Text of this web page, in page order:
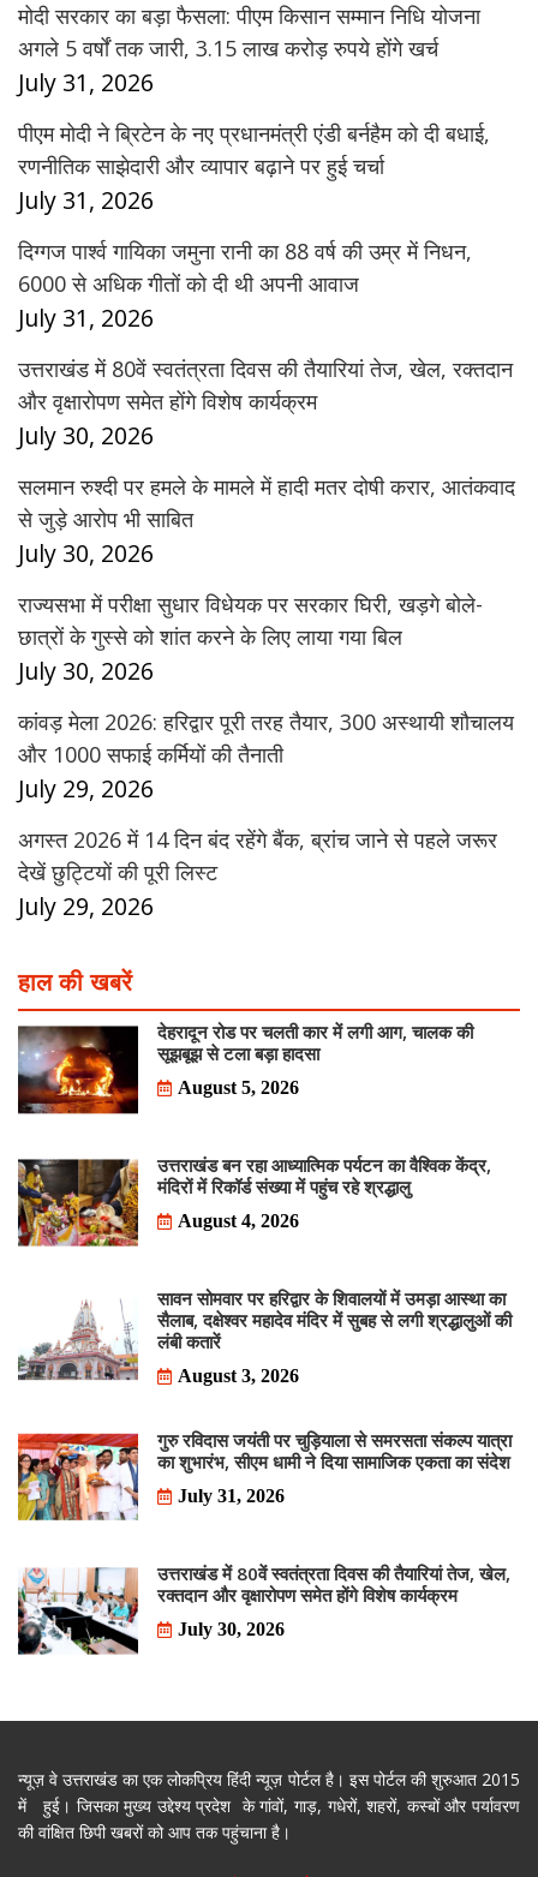
मोदी सरकार का बड़ा फैसला: पीएम किसान सम्मान निधि योजना
अगले 5 वर्षों तक जारी, 3.15 लाख करोड़ रुपये होंगे खर्च
July 31, 2026
पीएम मोदी ने ब्रिटेन के नए प्रधानमंत्री एंडी बर्नहैम को दी बधाई,
रणनीतिक साझेदारी और व्यापार बढ़ाने पर हुई चर्चा
July 31, 2026
दिग्गज पार्श्व गायिका जमुना रानी का 88 वर्ष की उम्र में निधन,
6000 से अधिक गीतों को दी थी अपनी आवाज
July 31, 2026
उत्तराखंड में 80वें स्वतंत्रता दिवस की तैयारियां तेज, खेल, रक्तदान
और वृक्षारोपण समेत होंगे विशेष कार्यक्रम
July 30, 2026
सलमान रुश्दी पर हमले के मामले में हादी मतर दोषी करार, आतंकवाद
से जुड़े आरोप भी साबित
July 30, 2026
राज्यसभा में परीक्षा सुधार विधेयक पर सरकार घिरी, खड़गे बोले-
छात्रों के गुस्से को शांत करने के लिए लाया गया बिल
July 30, 2026
कांवड़ मेला 2026: हरिद्वार पूरी तरह तैयार, 300 अस्थायी शौचालय
और 1000 सफाई कर्मियों की तैनाती
July 29, 2026
अगस्त 2026 में 14 दिन बंद रहेंगे बैंक, ब्रांच जाने से पहले जरूर
देखें छुट्टियों की पूरी लिस्ट
July 29, 2026
हाल की खबरें
देहरादून रोड पर चलती कार में लगी आग, चालक की
सूझबूझ से टला बड़ा हादसा
August 5, 2026
उत्तराखंड बन रहा आध्यात्मिक पर्यटन का वैश्विक केंद्र,
मंदिरों में रिकॉर्ड संख्या में पहुंच रहे श्रद्धालु
August 4, 2026
सावन सोमवार पर हरिद्वार के शिवालयों में उमड़ा आस्था का
सैलाब, दक्षेश्वर महादेव मंदिर में सुबह से लगी श्रद्धालुओं की
लंबी कतारें
August 3, 2026
गुरु रविदास जयंती पर चुड़ियाला से समरसता संकल्प यात्रा
का शुभारंभ, सीएम धामी ने दिया सामाजिक एकता का संदेश
July 31, 2026
उत्तराखंड में 80वें स्वतंत्रता दिवस की तैयारियां तेज, खेल,
रक्तदान और वृक्षारोपण समेत होंगे विशेष कार्यक्रम
July 30, 2026
न्यूज़ वे उत्तराखंड का एक लोकप्रिय हिंदी न्यूज़ पोर्टल है। इस पोर्टल की शुरुआत 2015
में हुई। जिसका मुख्य उद्देश्य प्रदेश के गांवों, गाड़, गधेरों, शहरों, कस्बों और पर्यावरण
की वांक्षित छिपी खबरों को आप तक पहुंचाना है।